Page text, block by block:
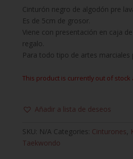
Cinturón negro de algodón pre
Es de 5cm de grosor.
Viene con presentación en caja
regalo.
Para todo tipo de artes
This product is currently out of stock
Añadir a lista de deseos
SKU: N/A Categories: Cinturones,
Taekwondo